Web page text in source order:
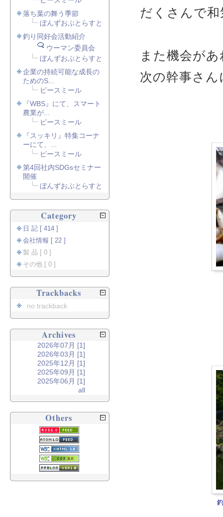
だくさんで
また機会が
次の幹事さ
落ち葉の舞う季節
ぼんずおぶとらすと
釣り同好会活動紹介
ウーマン委員会
ぼんずおぶとらすと
企業の持続可能な成長の
ためのS...
ピースミール
『WBS』にて、スマート
農業が...
ピースミール
『スッキリ』特集コーナ
ーにて、...
ピースミール
第4回社内SDGsセミナー
開催
ぼんずおぶとらすと
Category
日 記 [ 414 ]
会社情報 [ 22 ]
製 品 [ 0 ]
その他 [ 0 ]
Trackbacks
no trackback
Archives
2026年07月 [1]
2026年03月 [1]
2025年12月 [1]
2025年09月 [1]
2025年06月 [1]
all
Others